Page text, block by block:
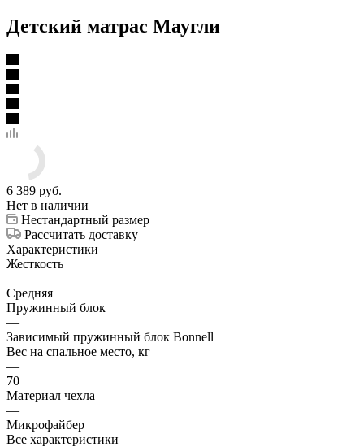
Детский матрас Маугли
6 389 руб.
Нет в наличии
Нестандартный размер
Рассчитать доставку
Характеристики
Жесткость
—
Средняя
Пружинный блок
—
Зависимый пружинный блок Bonnell
Вес на спальное место, кг
—
70
Материал чехла
—
Микрофайбер
Все характеристики